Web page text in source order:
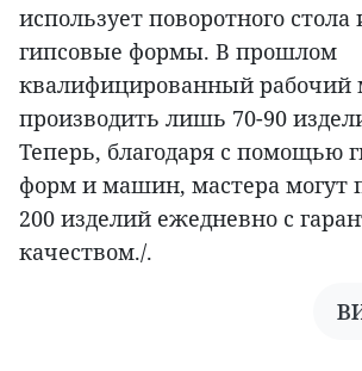
использует поворотного стола
гипсовые формы. В прошлом
квалифицированный рабочий
производить лишь 70-90
Теперь, благодаря с помощью
форм и машин, мастера могут
200 изделий ежедневно с
качеством./.